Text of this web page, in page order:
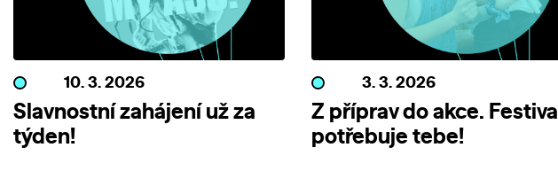
10. 3. 2026
Slavnostní zahájení už za
týden!
3. 3. 2026
Z příprav do akce. Festival
potřebuje tebe!